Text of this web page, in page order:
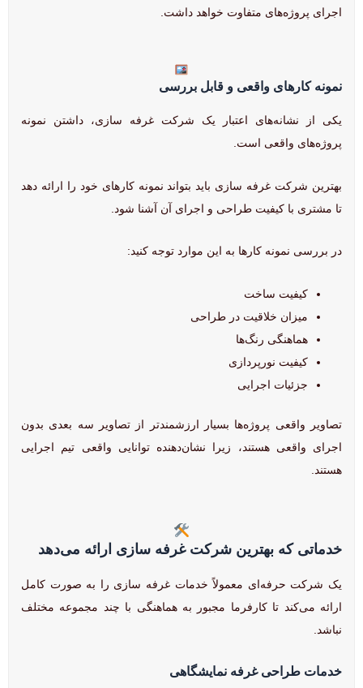
اجرای پروژه‌های متفاوت خواهد داشت.
نمونه کارهای واقعی و قابل بررسی
یکی از نشانه‌های اعتبار یک شرکت غرفه سازی، داشتن نمونه
پروژه‌های واقعی است.
بهترین شرکت غرفه سازی باید بتواند نمونه کارهای خود را ارائه دهد
تا مشتری با کیفیت طراحی و اجرای آن آشنا شود.
در بررسی نمونه کارها به این موارد توجه کنید:
کیفیت ساخت
میزان خلاقیت در طراحی
هماهنگی رنگ‌ها
کیفیت نورپردازی
جزئیات اجرایی
تصاویر واقعی پروژه‌ها بسیار ارزشمندتر از تصاویر سه بعدی بدون
اجرای واقعی هستند، زیرا نشان‌دهنده توانایی واقعی تیم اجرایی
هستند.
خدماتی که بهترین شرکت غرفه سازی ارائه می‌دهد
یک شرکت حرفه‌ای معمولاً خدمات غرفه سازی را به صورت کامل
ارائه می‌کند تا کارفرما مجبور به هماهنگی با چند مجموعه مختلف
نباشد.
خدمات طراحی غرفه نمایشگاهی